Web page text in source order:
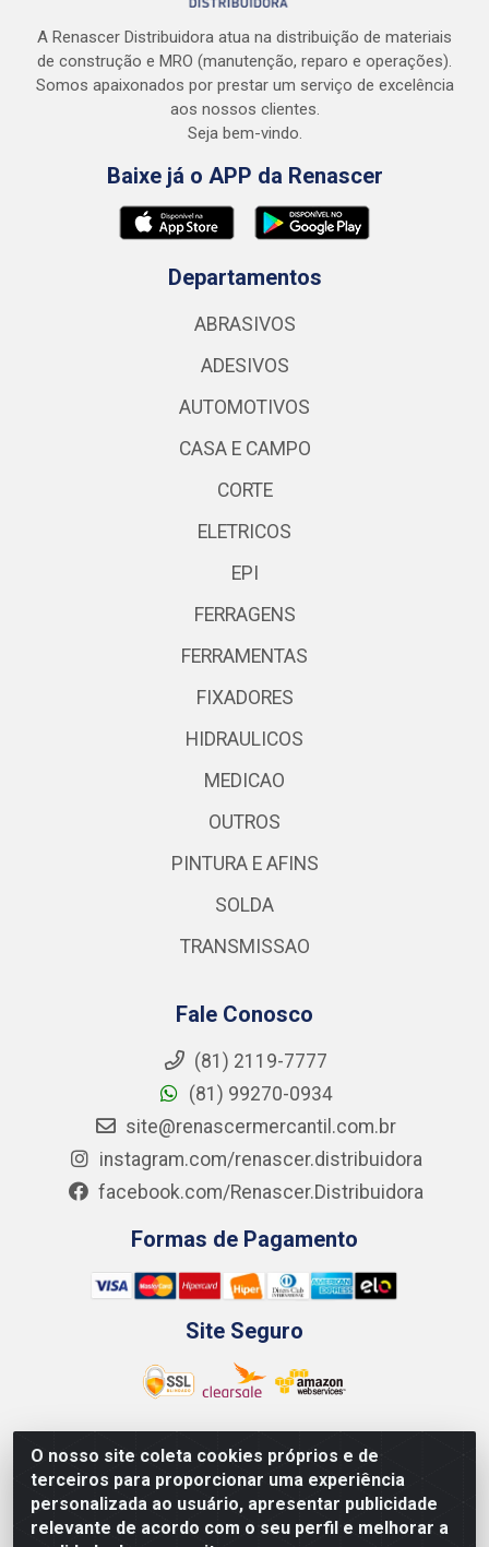
O nosso site coleta cookies próprios e de
terceiros para proporcionar uma experiência
personalizada ao usuário, apresentar publicidade
relevante de acordo com o seu perfil e melhorar a
A Renascer Distribuidora atua na distribuição de materiais
de construção e MRO (manutenção, reparo e operações).
Somos apaixonados por prestar um serviço de excelência
aos nossos clientes.
Seja bem-vindo.
Baixe já o APP da Renascer
Departamentos
ABRASIVOS
ADESIVOS
AUTOMOTIVOS
CASA E CAMPO
CORTE
ELETRICOS
EPI
FERRAGENS
FERRAMENTAS
FIXADORES
HIDRAULICOS
MEDICAO
OUTROS
PINTURA E AFINS
SOLDA
TRANSMISSAO
Fale Conosco
(81) 2119-7777
(81) 99270-0934
site@renascermercantil.com.br
instagram.com/renascer.distribuidora
facebook.com/Renascer.Distribuidora
Formas de Pagamento
Site Seguro
Renascer Distribuidora - Rua São Miguel, 1845 -
Afogados - Recife / PE - CEP 50850-000 - CNPJ
07.264.693/0001-79